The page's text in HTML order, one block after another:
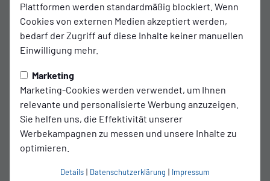
Plattformen werden standardmäßig blockiert. Wenn
Cookies von externen Medien akzeptiert werden,
bedarf der Zugriff auf diese Inhalte keiner manuellen
Einwilligung mehr.
Marketing
Marketing-Cookies werden verwendet, um Ihnen
relevante und personalisierte Werbung anzuzeigen.
Sie helfen uns, die Effektivität unserer
Werbekampagnen zu messen und unsere Inhalte zu
optimieren.
Details | Datenschutzerklärung | Impressum